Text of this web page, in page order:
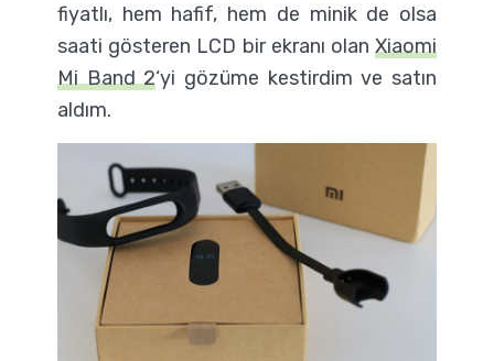
fiyatlı, hem hafif, hem de minik de olsa
saati gösteren LCD bir ekranı olan Xiaomi
Mi Band 2‘yi gözüme kestirdim ve satın
aldım.